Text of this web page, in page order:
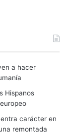
a hacer
Hispanos
carácter en
remontada